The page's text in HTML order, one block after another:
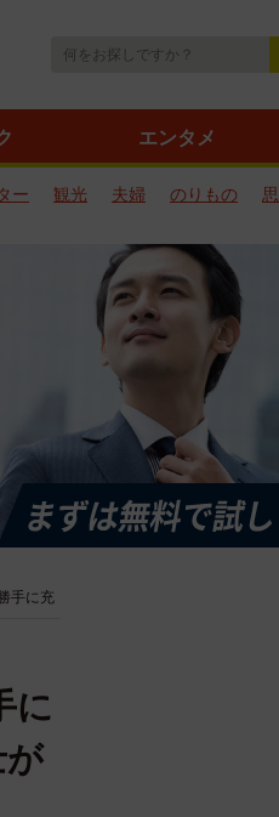
エンタメ
ー 観光 夫婦 のりもの
手に充
に
が